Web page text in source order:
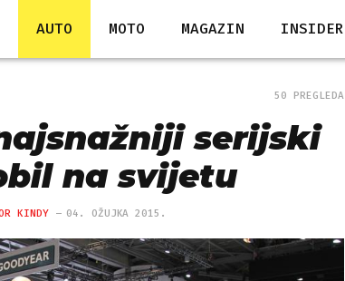
AUTO MOTO MAGAZIN INSIDER
50 PREGLEDA
serijski
na svijetu
KINDY 04. OŽUJKA 2015.